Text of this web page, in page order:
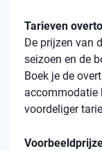
Tarieven
De prijzen van
seizoen en de
Boek je de
accommodatie
voordeliger